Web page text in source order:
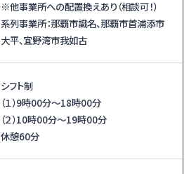
※他事業所への配置換えあり（相談可！）
系列事業所：那覇市識名、那覇市首浦添市
大平、宜野湾市我如古
シフト制
（１）9時00分〜18時00分
（２）10時00分〜19時00分
休憩60分